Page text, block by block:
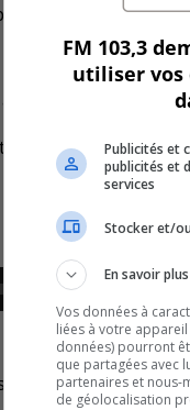
que les avis
déjà, comme le
Martel de
période difficile et
de démocratie et
FM 103,3
utiliser vos
Publicités et
publicités et
services
Stocker et/
En savoir plus
Vos données à
liées à votre
données) pourront
que partagées avec
partenaires et nous-
de géolocalisation